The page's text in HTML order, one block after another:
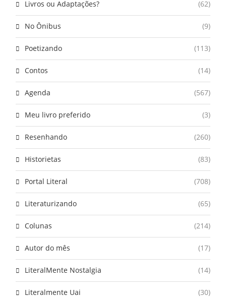
Livros ou Adaptações? (62)
No Ônibus (9)
Poetizando (113)
Contos (14)
Agenda (567)
Meu livro preferido (3)
Resenhando (260)
Historietas (83)
Portal Literal (708)
Literaturizando (65)
Colunas (214)
Autor do mês (17)
LiteralMente Nostalgia (14)
Literalmente Uai (30)